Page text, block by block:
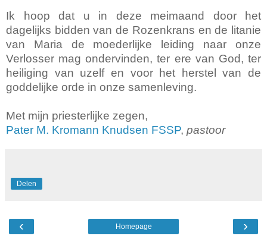
Ik hoop dat u in deze meimaand door het
dagelijks bidden van de Rozenkrans en de litanie
van Maria de moederlijke leiding naar onze
Verlosser mag ondervinden, ter ere van God, ter
heiliging van uzelf en voor het herstel van de
goddelijke orde in onze samenleving.
Met mijn priesterlijke zegen,
Pater M. Kromann Knudsen FSSP, pastoor
Delen
‹ ›
Homepage